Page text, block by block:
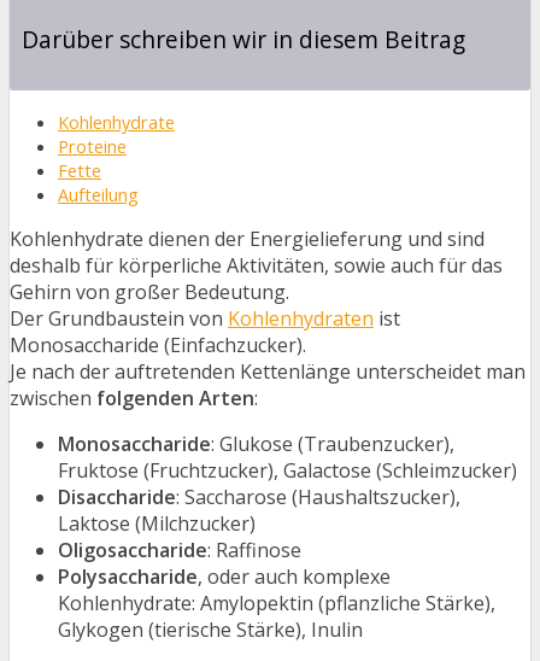
Darüber schreiben wir in diesem Beitrag
Kohlenhydrate
Proteine
Fette
Aufteilung
Kohlenhydrate dienen der Energielieferung und sind
deshalb für körperliche Aktivitäten, sowie auch für das
Gehirn von großer Bedeutung.
Der Grundbaustein von Kohlenhydraten ist
Monosaccharide (Einfachzucker).
Je nach der auftretenden Kettenlänge unterscheidet man
zwischen folgenden Arten:
Monosaccharide: Glukose (Traubenzucker),
Fruktose (Fruchtzucker), Galactose (Schleimzucker)
Disaccharide: Saccharose (Haushaltszucker),
Laktose (Milchzucker)
Oligosaccharide: Raffinose
Polysaccharide, oder auch komplexe
Kohlenhydrate: Amylopektin (pflanzliche Stärke),
Glykogen (tierische Stärke), Inulin